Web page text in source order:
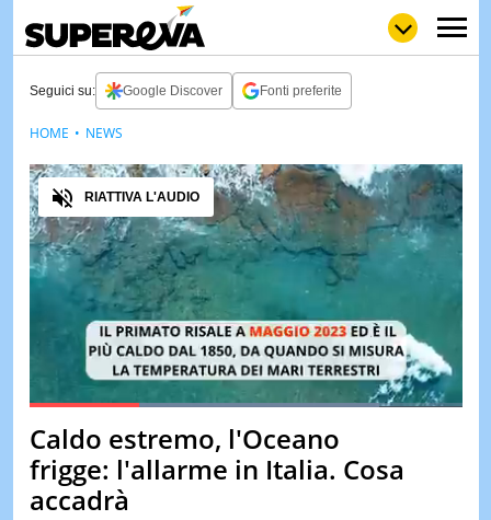
LOLGULP
LOVENEWS
STORIE
VIDEO
QUIZ
&
TEST
Seguici su: Google Discover Fonti preferite
PauseUnmute
Loaded:80.90%
Audio
RIATTIVA L'AUDIO
Caldo estremo, l'Oceano
frigge: l'allarme in Italia. Cosa
accadrà
HOME NEWS